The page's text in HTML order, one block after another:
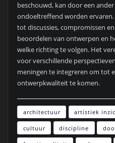
beschouwd, kan door een
ondoeltreffend worden
tot discussies, compromissen
beoordelen van ontwerpen en
welke richting te volgen. Het
voor verschillende
meningen te integreren om tot
ontwerpkwaliteit te komen.
architectuur artistiek
cultuur discipline